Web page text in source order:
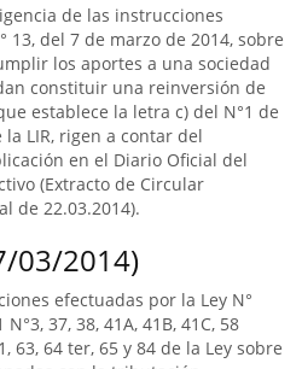
de las instrucciones
13, del 7 de marzo de 2014, sobre
los aportes a una sociedad
constituir una reinversión de
establece la letra c) del N°1 de
LIR, rigen a contar del
en el Diario Oficial del
(Extracto de Circular
de 22.03.2014).
03/2014)
efectuadas por la Ley N°
37, 38, 41A, 41B, 41C, 58
63, 64 ter, 65 y 84 de la Ley sobre